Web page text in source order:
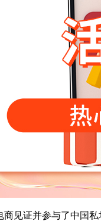
商见证并参与了中国